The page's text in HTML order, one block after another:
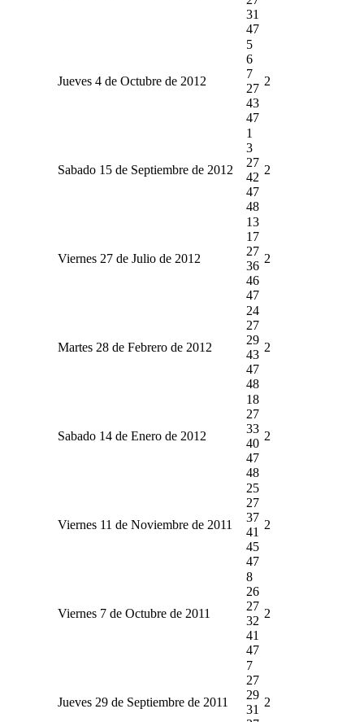
31
47
Jueves 4 de Octubre de 2012
5
6
7
27
43
47
2
Sabado 15 de Septiembre de 2012
1
3
27
42
47
48
2
Viernes 27 de Julio de 2012
13
17
27
36
46
47
2
Martes 28 de Febrero de 2012
24
27
29
43
47
48
2
Sabado 14 de Enero de 2012
18
27
33
40
47
48
2
Viernes 11 de Noviembre de 2011
25
27
37
41
45
47
2
Viernes 7 de Octubre de 2011
8
26
27
32
41
47
2
Jueves 29 de Septiembre de 2011
7
27
29
31
2